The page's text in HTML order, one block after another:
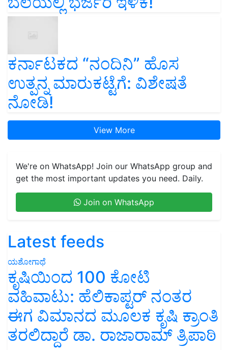
ಕರ್ನಾಟಕದ “ನಂದಿನಿ” ಹೊಸ
ಉತ್ಪನ್ನ ಮಾರುಕಟ್ಟೆಗೆ: ವಿಶೇಷತೆ
ನೋಡಿ!
View More
We're on WhatsApp! Join our WhatsApp group and
get the most important updates you need. Daily.
Join on WhatsApp
Latest feeds
ಯಶೋಗಾಥೆ
ಕೃಷಿಯಿಂದ 100 ಕೋಟಿ
ವಹಿವಾಟು: ಹೆಲಿಕಾಪ್ಟರ್ ನಂತರ
ಈಗ ವಿಮಾನದ ಮೂಲಕ ಕೃಷಿ ಕ್ರಾಂತಿ
ತರಲಿದ್ದಾರೆ ಡಾ. ರಾಜಾರಾಮ್ ತ್ರಿಪಾಠಿ